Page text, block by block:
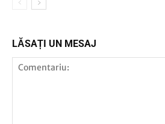
LĂSAȚI UN MESAJ